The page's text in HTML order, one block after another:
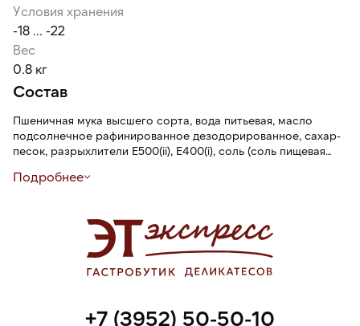
Условия хранения
-18 ... -22
Вес
0.8 кг
Состав
Пшеничная мука высшего сорта, вода питьевая, масло
подсолнечное рафинированное дезодорированное, сахар-
песок, разрыхлители Е500(ii), Е400(i), соль (соль пищевая
эмульгатор Е471, глютен пшеничный, регулятор
Может содержать следовые количества молочных
продуктов. Без ГМО.
Подробнее
+7 (3952) 50-50-10